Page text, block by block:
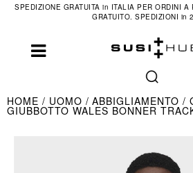
SPEDIZIONE GRATUITA in ITALIA PER ORDINI
GRATUITO. SPEDIZIONI in
HOME UOMO ABBIGLIAMENTO
GIUBBOTTO WALES BONNER